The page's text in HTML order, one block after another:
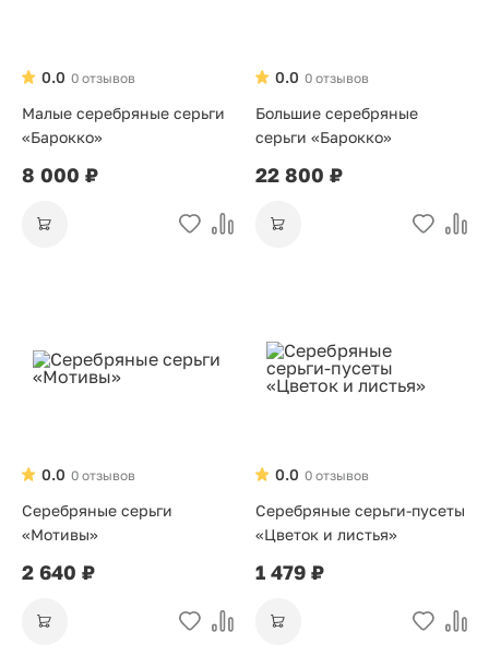
0 отзывов
0.0
Малые серебряные серьги
«Барокко»
8 000 ₽
0 отзывов
0.0
Большие серебряные
серьги «Барокко»
22 800 ₽
0 отзывов
0.0
Серебряные серьги
«Мотивы»
2 640 ₽
0 отзывов
0.0
Серебряные серьги-пусеты
«Цветок и листья»
1 479 ₽